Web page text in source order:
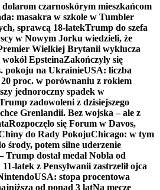
dolarom czarnoskórym mieszkańcom
masakra w szkole w Tumbler
sprawcą 18-latekTrump do szefa
w Nowym Jorku wiedzieli, że
Wielkiej Brytanii wyklucza
EpsteinaZakończyły się
pokoju na UkrainieUSA: liczba
20 proc. w porównaniu z rokiem
jednoroczny spadek w
zadowoleni z dzisiejszego
Grenlandii. Bez wojska – ale z
Rozpoczęło się Forum w Davos,
do Rady PokojuChicago: w tym
środy, potem silne uderzenie
Trump dostał medal Nobla od
11-latek z Pensylwanii zastrzelił ojca
USA: stopa procentowa
od ponad 3 latNa mecze